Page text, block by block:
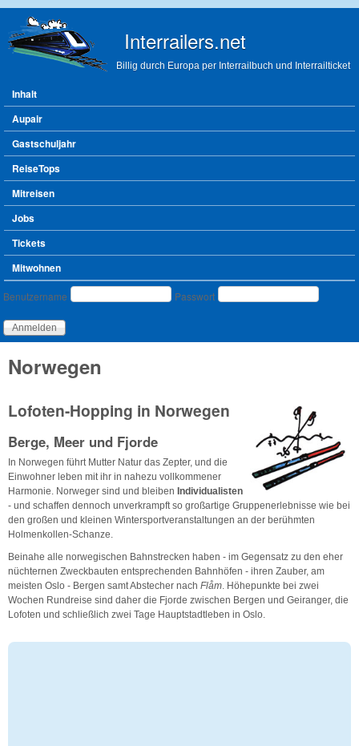
Interrailers.net
Billig durch Europa per Interrailbuch und Interrailticket
Hauptmenü
Inhalt
Aupair
Gastschuljahr
ReiseTops
Mitreisen
Jobs
Tickets
Mitwohnen
Benutzeranmeldung
Benutzername Passwort
Norwegen
Lofoten-Hopping in Norwegen
Berge, Meer und Fjorde
In Norwegen führt Mutter Natur das Zepter, und die
Einwohner leben mit ihr in nahezu vollkommener
Harmonie. Norweger sind und bleiben Individualisten
- und schaffen dennoch unverkrampft so großartige Gruppenerlebnisse wie bei
den großen und kleinen Wintersportveranstaltungen an der berühmten
Holmenkollen-Schanze.
Beinahe alle norwegischen Bahnstrecken haben - im Gegensatz zu den eher
nüchternen Zweckbauten entsprechenden Bahnhöfen - ihren Zauber, am
meisten Oslo - Bergen samt Abstecher nach Flåm. Höhepunkte bei zwei
Wochen Rundreise sind daher die Fjorde zwischen Bergen und Geiranger, die
Lofoten und schließlich zwei Tage Hauptstadtleben in Oslo.